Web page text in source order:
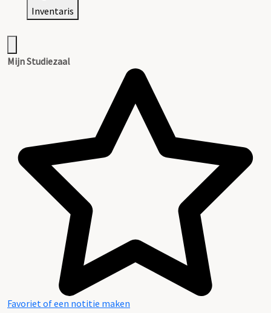
Inventaris
Mijn Studiezaal
Favoriet of een notitie maken